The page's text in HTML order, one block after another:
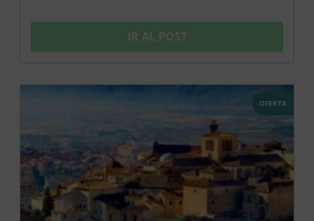
IR AL POST
OFERTA